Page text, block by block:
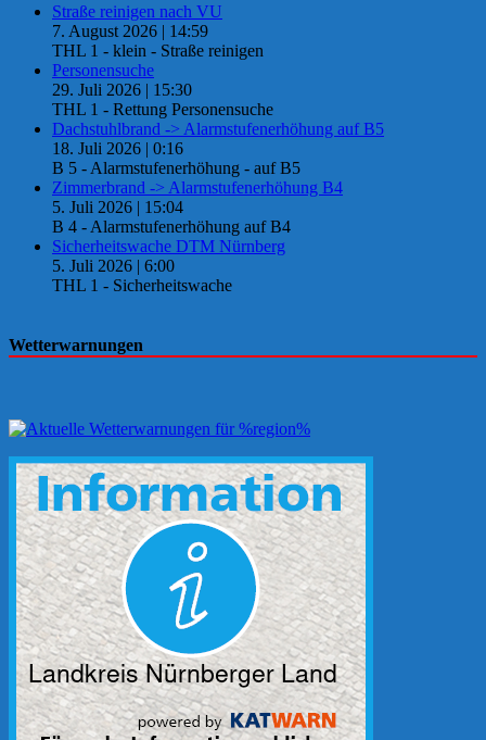
Straße reinigen nach VU
7. August 2026 | 14:59
THL 1 - klein - Straße reinigen
Personensuche
29. Juli 2026 | 15:30
THL 1 - Rettung Personensuche
Dachstuhlbrand -> Alarmstufenerhöhung auf B5
18. Juli 2026 | 0:16
B 5 - Alarmstufenerhöhung - auf B5
Zimmerbrand -> Alarmstufenerhöhung B4
5. Juli 2026 | 15:04
B 4 - Alarmstufenerhöhung auf B4
Sicherheitswache DTM Nürnberg
5. Juli 2026 | 6:00
THL 1 - Sicherheitswache
Wetterwarnungen